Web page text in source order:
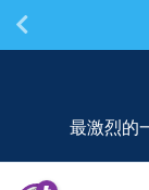
最激烈的